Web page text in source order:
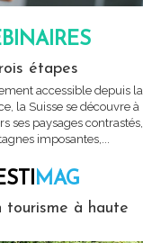
étapes
accessible depuis la
la Suisse se découvre à
ses paysages contrastés,
imposantes,...
MAG
tourisme à haute